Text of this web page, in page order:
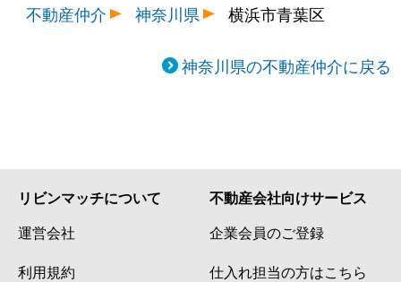
不動産仲介
神奈川県 横浜市青葉区
神奈川県の不動産仲介に戻る
リビンマッチについて
運営会社
利用規約
不動産会社向けサービス
企業会員のご登録
仕入れ担当の方はこちら